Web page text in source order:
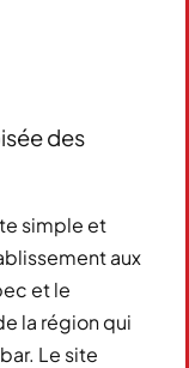
des
simple et
aux
et le
la région qui
Le site